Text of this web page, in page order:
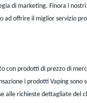
di marketing. Finora i
offrire il miglior servizio
con prodotti di prezzo di
i prodotti Vaping sono
alle richieste dettagliate del